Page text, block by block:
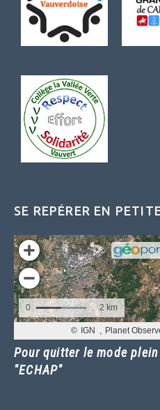
SE REPÉRER EN
Pour quitter le mode
"ECHAP"